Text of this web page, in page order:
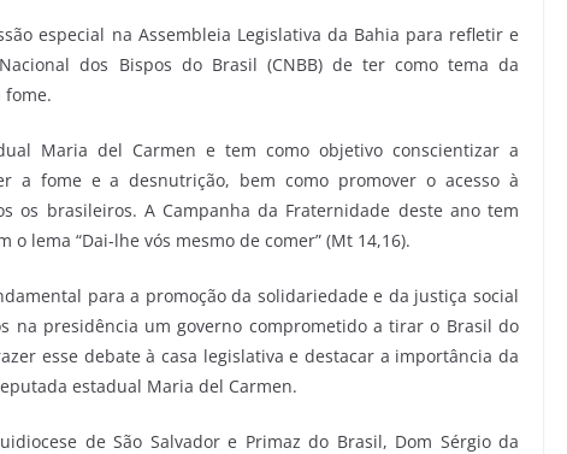
especial na Assembleia Legislativa da Bahia para refletir e
dos Bispos do Brasil (CNBB) de ter como tema da
fome.
Maria del Carmen e tem como objetivo conscientizar a
a fome e a desnutrição, bem como promover o acesso à
os brasileiros. A Campanha da Fraternidade deste ano tem
o lema “Dai-lhe vós mesmo de comer” (Mt 14,16).
para a promoção da solidariedade e da justiça social
na presidência um governo comprometido a tirar o Brasil do
esse debate à casa legislativa e destacar a importância da
estadual Maria del Carmen.
de São Salvador e Primaz do Brasil, Dom Sérgio da